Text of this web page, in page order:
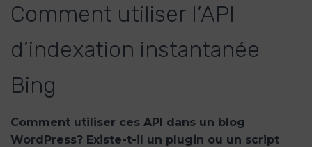
Comment utiliser l’API
d’indexation instantanée
Bing
Comment utiliser ces API dans un blog
WordPress? Existe-t-il un plugin ou un script